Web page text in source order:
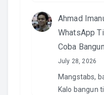
Ahmad
WhatsApp
Coba
July 28, 2026
Mangstabs,
Kalo bangun